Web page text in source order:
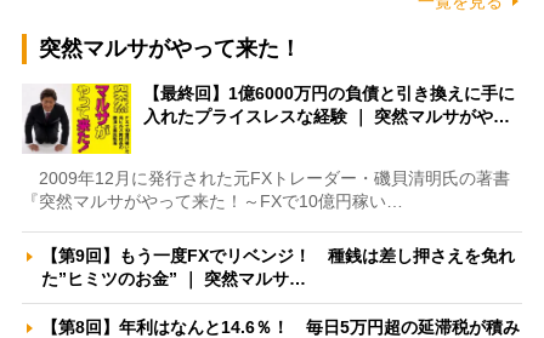
突然マルサがやって来た！
【最終回】1億6000万円の負債と引き換えに手に
入れたプライスレスな経験 ｜ 突然マルサがや…
2009年12月に発行された元FXトレーダー・磯貝清明氏の著書
『突然マルサがやって来た！～FXで10億円稼い…
【第9回】もう一度FXでリベンジ！ 種銭は差し押さえを免れ
た”ヒミツのお金” ｜ 突然マルサ…
【第8回】年利はなんと14.6％！ 毎日5万円超の延滞税が積み